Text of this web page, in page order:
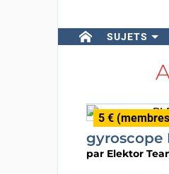
SUJETS
5 €
gyroscope
par Elektor